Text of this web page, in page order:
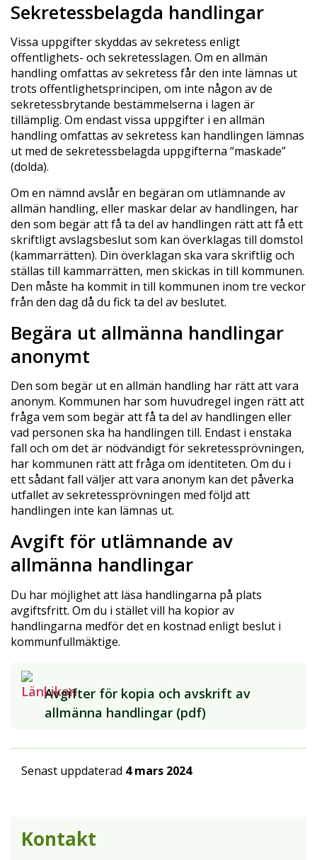
Sekretessbelagda handlingar
Vissa uppgifter skyddas av sekretess enligt
offentlighets- och sekretesslagen. Om en allmän
handling omfattas av sekretess får den inte lämnas ut
trots offentlighetsprincipen, om inte någon av de
sekretessbrytande bestämmelserna i lagen är
tillämplig. Om endast vissa uppgifter i en allmän
handling omfattas av sekretess kan handlingen lämnas
ut med de sekretessbelagda uppgifterna “maskade”
(dolda).
Om en nämnd avslår en begäran om utlämnande av
allmän handling, eller maskar delar av handlingen, har
den som begär att få ta del av handlingen rätt att få ett
skriftligt avslagsbeslut som kan överklagas till domstol
(kammarrätten). Din överklagan ska vara skriftlig och
ställas till kammarrätten, men skickas in till kommunen.
Den måste ha kommit in till kommunen inom tre veckor
från den dag då du fick ta del av beslutet.
Begära ut allmänna handlingar
anonymt
Den som begär ut en allmän handling har rätt att vara
anonym. Kommunen har som huvudregel ingen rätt att
fråga vem som begär att få ta del av handlingen eller
vad personen ska ha handlingen till. Endast i enstaka
fall och om det är nödvändigt för sekretessprövningen,
har kommunen rätt att fråga om identiteten. Om du i
ett sådant fall väljer att vara anonym kan det påverka
utfallet av sekretessprövningen med följd att
handlingen inte kan lämnas ut.
Avgift för utlämnande av
allmänna handlingar
Du har möjlighet att läsa handlingarna på plats
avgiftsfritt. Om du i stället vill ha kopior av
handlingarna medför det en kostnad enligt beslut i
kommunfullmäktige.
Avgifter för kopia och avskrift av
allmänna handlingar (pdf)
Senast uppdaterad 4 mars 2024
Kontakt